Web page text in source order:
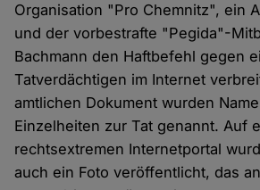
Organisation "Pro Chemnitz", ein
und der vorbestrafte "Pegida"-
Bachmann den Haftbefehl gegen
Tatverdächtigen im Internet
amtlichen Dokument wurden
Einzelheiten zur Tat genannt. Auf
rechtsextremen Internetportal
auch ein Foto veröffentlicht, das